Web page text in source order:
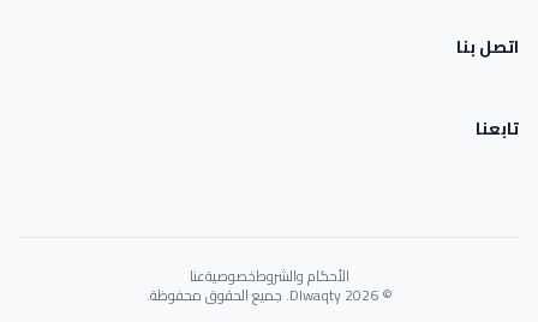
اتصل بنا
تابعنا
الأحكام والشروطخصوصيةعنا
© 2026 Dlwaqty. جميع الحقوق محفوظة.